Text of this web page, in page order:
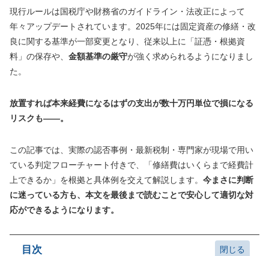
現行ルールは国税庁や財務省のガイドライン・法改正によって
年々アップデートされています。2025年には固定資産の修繕・改
良に関する基準が一部変更となり、従来以上に「証憑・根拠資
料」の保存や、 金額基準の厳守が強く求められるようになりまし
た。
放置すれば本来経費になるはずの支出が数十万円単位で損になる
リスクも――。
この記事では、実際の認否事例・最新税制・専門家が現場で用い
ている判定フローチャート付きで、「修繕費はいくらまで経費計
上できるか」を根拠と具体例を交えて解説します。 今まさに判断
に迷っている方も、本文を最後まで読むことで安心して適切な対
応ができるようになります。
目次